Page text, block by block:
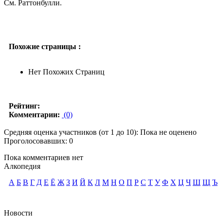
См. Раттонбулли.
Похожие страницы :
Нет Похожих Страниц
Рейтинг:
Комментарии: (0)
Средняя оценка участников (от 1 до 10): Пока не оценено
Проголосовавших: 0
Пока комментариев нет
Алкопедия
А Б В Г Д Е Ё Ж З И Й К Л М Н О П Р С Т У Ф Х Ц Ч Ш Щ Ъ
Новости